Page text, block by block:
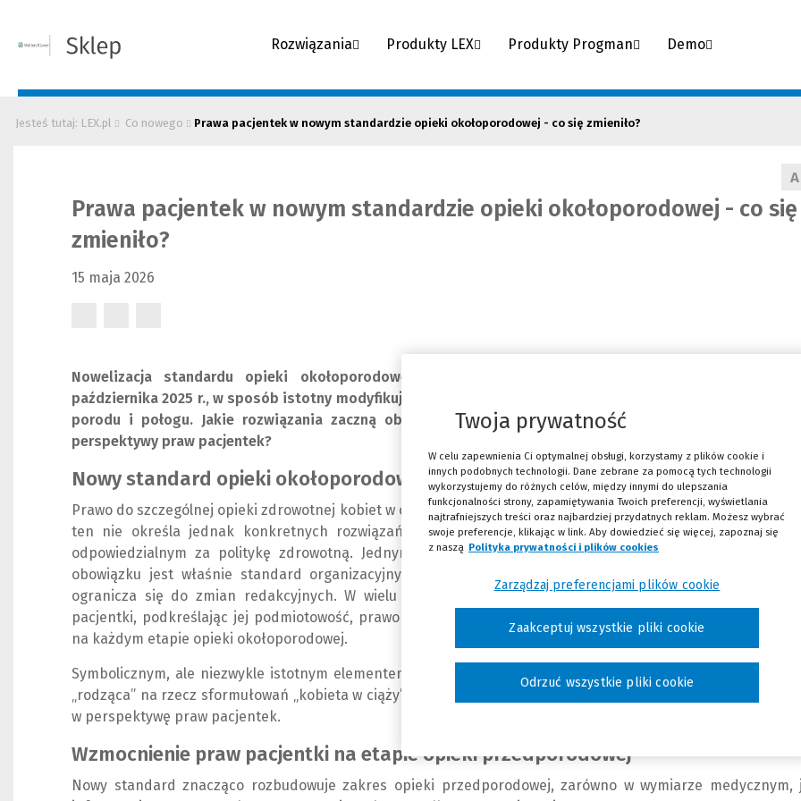
Rozwiązania Produkty LEX Produkty Progman Demo
Jesteś tutaj: LEX.pl Co nowego Prawa pacjentek w nowym standardzie opieki okołoporodowej - co się zmieniło?
A
Prawa pacjentek w nowym standardzie opieki okołoporodowej - co się
zmieniło?
15 maja 2026
Nowelizacja standardu opieki okołoporodowej, wprowadzona rozporządzeniem Ministra Zdrowia
października 2025 r., w sposób istotny modyfikuje dotychczasowe zasady realizacji praw kobiet w okresie
porodu i połogu. Jakie rozwiązania zaczną obowiązywać od 6 maja 2026 r. i jakie znaczenie mają
perspektywy praw pacjentek?
Nowy standard opieki okołoporodowej a prawa kobiet w ciąży
Prawo do szczególnej opieki zdrowotnej kobiet w ciąży i dzieci wynika wprost z art. 68 ust. 3 Konstytucji RP.
ten nie określa jednak konkretnych rozwiązań, pozostawiając ich doprecyzowanie ustawodawcy i
odpowiedzialnym za politykę zdrowotną. Jednym z najważniejszych narzędzi realizacji tego
obowiązku jest właśnie standard organizacyjny opieki okołoporodowej. Nowelizacja standardu z 2025
ogranicza się do zmian redakcyjnych. W wielu miejscach w sposób wyraźny wzmacnia pozycję kobiety
pacjentki, podkreślając jej podmiotowość, prawo do informacji, współdecydowania oraz poszanowania
na każdym etapie opieki okołoporodowej.
Symbolicznym, ale niezwykle istotnym elementem tej zmiany jest odejście od określeń takich jak
„rodząca” na rzecz sformułowań „kobieta w ciąży”, „kobieta rodząca” i „kobieta w połogu”, co wyraźnie
w perspektywę praw pacjentek.
Wzmocnienie praw pacjentki na etapie opieki przedporodowej
Nowy standard znacząco rozbudowuje zakres opieki przedporodowej, zarówno w wymiarze medycznym,
Twoja prywatność
W celu zapewnienia Ci optymalnej obsługi, korzystamy z plików cookie i
innych podobnych technologii. Dane zebrane za pomocą tych technologii
wykorzystujemy do różnych celów, między innymi do ulepszania
funkcjonalności strony, zapamiętywania Twoich preferencji, wyświetlania
najtrafniejszych treści oraz najbardziej przydatnych reklam. Możesz wybrać
swoje preferencje, klikając w link. Aby dowiedzieć się więcej, zapoznaj się
z naszą Polityka prywatności i plików cookies
Odrzuć wszystkie pliki cookie
Zaakceptuj wszystkie pliki cookie
Zarządzaj preferencjami plików cookie